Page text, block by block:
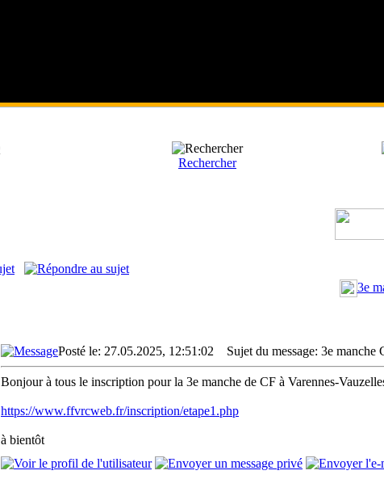
Rechercher
3e
Posté le: 27.05.2025, 12:51:02 Sujet du message: 3e
Bonjour à tous le inscription pour la 3e manche de CF à Varennes-
https://www.ffvrcweb.fr/inscription/etape1.php
à bientôt